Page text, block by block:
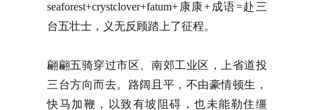
seaforest+crystclover+fatum+康康+成语=赴三
台五壮士，义无反顾踏上了征程。
翩翩五骑穿过市区、南郊工业区，上省道投
三台方向而去。路阔且平，不由豪情顿生，
快马加鞭，以致有坡阻碍，也未能勒住缰